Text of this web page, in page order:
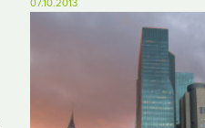
07.10.2013